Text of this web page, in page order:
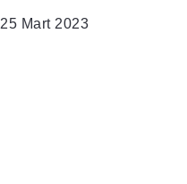
25 Mart 2023